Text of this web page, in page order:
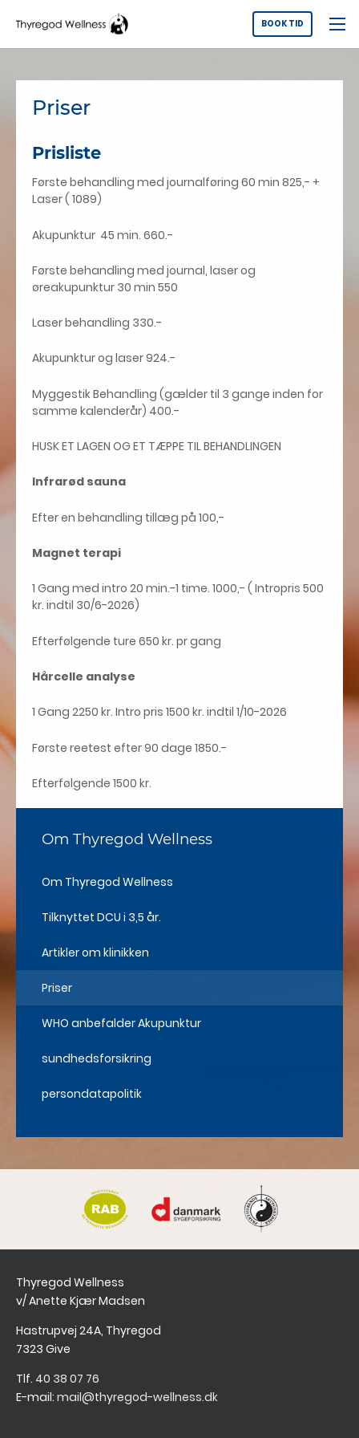
BOOK TID
Priser
Prisliste
Første behandling med journalføring 60 min 825,- +
Laser ( 1089)
Akupunktur 45 min. 660.-
Første behandling med journal, laser og
øreakupunktur 30 min 550
Laser behandling 330.-
Akupunktur og laser 924.-
Myggestik Behandling (gælder til 3 gange inden for
samme kalenderår) 400.-
HUSK ET LAGEN OG ET TÆPPE TIL BEHANDLINGEN
Infrarød sauna
Efter en behandling tillæg på 100,-
Magnet terapi
1 Gang med intro 20 min.-1 time. 1000,- ( Intropris 500
kr. indtil 30/6-2026)
Efterfølgende ture 650 kr. pr gang
Hårcelle analyse
1 Gang 2250 kr. Intro pris 1500 kr. indtil 1/10-2026
Første reetest efter 90 dage 1850.-
Efterfølgende 1500 kr.
Om Thyregod Wellness
Om Thyregod Wellness
Tilknyttet DCU​ i 3,5 år.
Artikler om klinikken​
Priser
WHO anbefalder Akupunktur
sundhedsforsikring
persondatapolitik
Thyregod Wellness
v/ Anette Kjær Madsen
Hastrupvej 24A, Thyregod
7323 Give
Tlf. 40 38 07 76
E-mail: mail@thyregod-wellness.dk